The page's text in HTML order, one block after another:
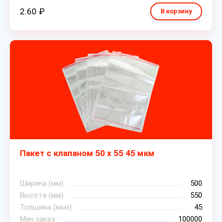
2.60 ₽ В корзину
Пакет с клапаном 50 х 55 45 мкм
Ширина (мм)
500
Высота (мм)
550
Толщина (мкм)
45
Мин.заказ
100000